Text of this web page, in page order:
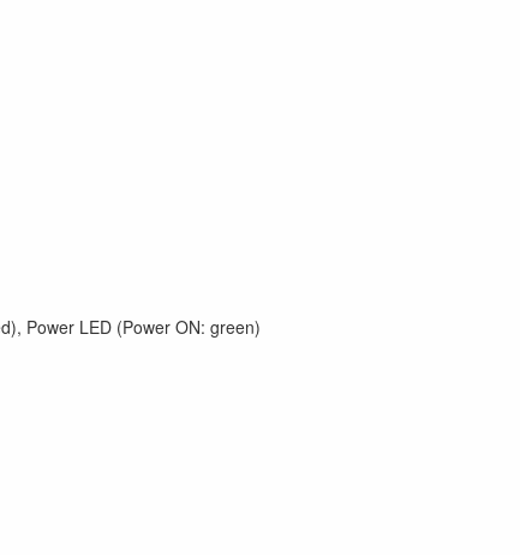
Power LED (Power ON: green)